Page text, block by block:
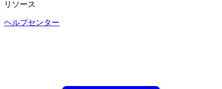
リソース
ヘルプセンター